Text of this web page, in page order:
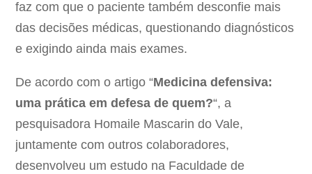
faz com que o paciente também desconfie mais
das decisões médicas, questionando diagnósticos
e exigindo ainda mais exames.
De acordo com o artigo “Medicina defensiva:
uma prática em defesa de quem?“, a
pesquisadora Homaile Mascarin do Vale,
juntamente com outros colaboradores,
desenvolveu um estudo na Faculdade de